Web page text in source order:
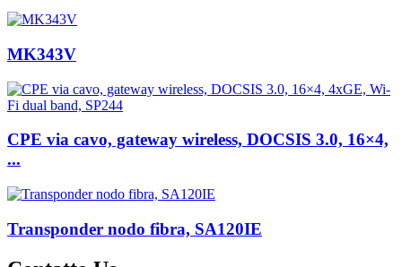
MK343V
CPE via cavo, gateway wireless, DOCSIS 3.0, 16×4,
...
Transponder nodo fibra, SA120IE